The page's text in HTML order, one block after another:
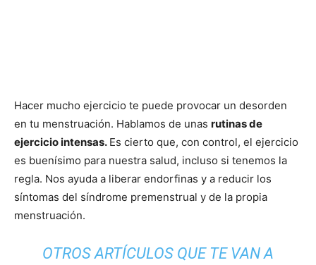
Hacer mucho ejercicio te puede provocar un desorden
en tu menstruación. Hablamos de unas rutinas de
ejercicio intensas. Es cierto que, con control, el ejercicio
es buenísimo para nuestra salud, incluso si tenemos la
regla. Nos ayuda a liberar endorfinas y a reducir los
síntomas del síndrome premenstrual y de la propia
menstruación.
OTROS ARTÍCULOS QUE TE VAN A